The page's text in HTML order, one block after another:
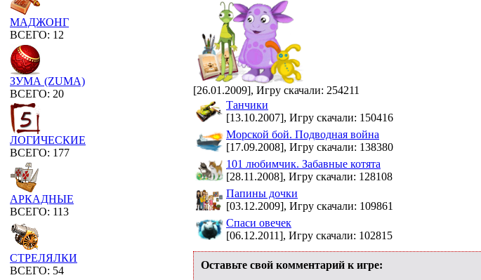
МАДЖОНГ
ВСЕГО: 12
ЗУМА (ZUMA)
ВСЕГО: 20
ЛОГИЧЕСКИЕ
ВСЕГО: 177
АРКАДНЫЕ
ВСЕГО: 113
СТРЕЛЯЛКИ
ВСЕГО: 54
[26.01.2009], Игру скачали: 254211
Танчики
[13.10.2007], Игру скачали: 150416
Морской бой. Подводная война
[17.09.2008], Игру скачали: 138380
101 любимчик. Забавные котята
[28.11.2008], Игру скачали: 128108
Папины дочки
[03.12.2009], Игру скачали: 109861
Спаси овечек
[06.12.2011], Игру скачали: 102815
Оставьте свой комментарий к игре: